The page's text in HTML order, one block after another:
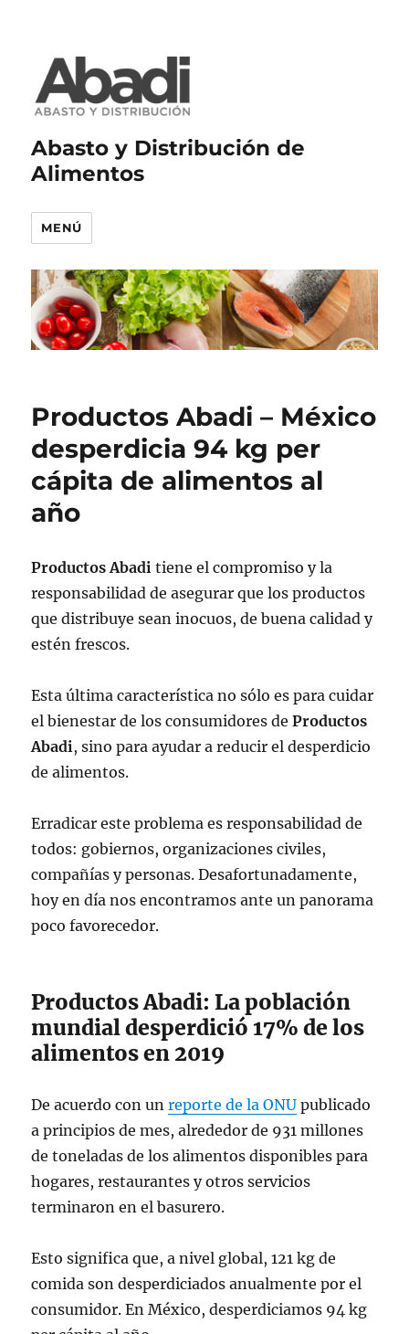
Abasto y Distribución de
Alimentos
MENÚ
Productos Abadi – México
desperdicia 94 kg per
cápita de alimentos al
año
Productos Abadi tiene el compromiso y la
responsabilidad de asegurar que los productos
que distribuye sean inocuos, de buena calidad y
estén frescos.
Esta última característica no sólo es para cuidar
el bienestar de los consumidores deProductos
Abadi, sino para ayudar a reducir el desperdicio
de alimentos.
Erradicar este problema es responsabilidad de
todos: gobiernos, organizaciones civiles,
compañías y personas. Desafortunadamente,
hoy en día nos encontramos ante un panorama
poco favorecedor.
Productos Abadi: La población
mundial desperdició 17% de los
alimentos en 2019
De acuerdo con unreporte de la ONU publicado
a principios de mes, alrededor de 931 millones
de toneladas de los alimentos disponibles para
hogares, restaurantes y otros servicios
terminaron en el basurero.
Esto significa que, a nivel global, 121 kg de
comida son desperdiciados anualmente por el
consumidor. En México, desperdiciamos 94 kg